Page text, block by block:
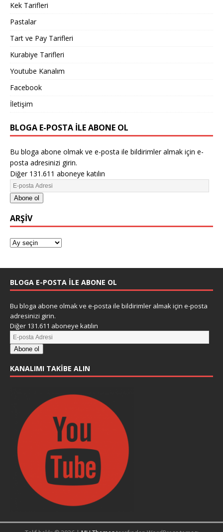
Kek Tarifleri
Pastalar
Tart ve Pay Tarifleri
Kurabiye Tarifleri
Youtube Kanalım
Facebook
İletişim
BLOGA E-POSTA ILE ABONE OL
Bu bloga abone olmak ve e-posta ile bildirimler almak için e-
posta adresinizi girin.
Diğer 131.611 aboneye katılın
Abone ol
ARŞIV
BLOGA E-POSTA ILE ABONE OL
Bu bloga abone olmak ve e-posta ile bildirimler almak için e-posta
adresinizi girin.
Diğer 131.611 aboneye katılın
Abone ol
KANALIMI TAKIBE ALIN